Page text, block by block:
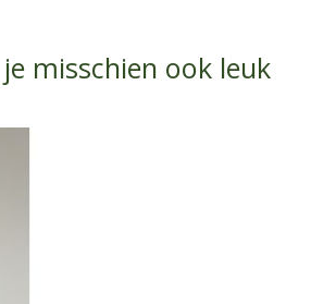
misschien ook leuk